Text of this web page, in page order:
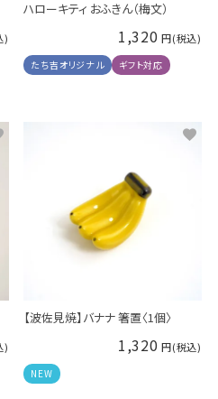
ハローキティ おふきん（梅文）
1,320
たち吉オリジナル ギフト対応
【波佐見焼】バナナ 箸置〈1個〉
1,320
NEW